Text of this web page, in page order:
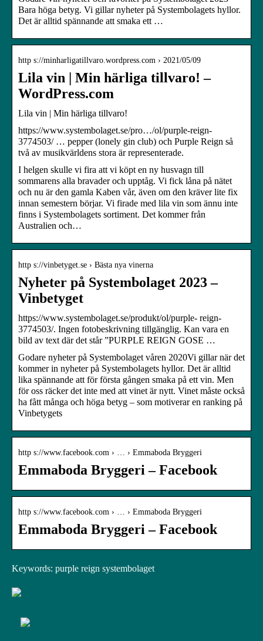
Bara höga betyg. Vi gillar nyheter på Systembolagets hyllor.
Det är alltid spännande att smaka ett …
http s://minharligatillvaro.wordpress.com › 2021/05/09
Lila vin | Min härliga tillvaro! –
WordPress.com
Lila vin | Min härliga tillvaro!
https://www.systembolaget.se/pro…/ol/purple-reign-
3774503/ … pepper (lonely gin club) och Purple Reign så
två av musikvärldens stora är representerade.
I helgen skulle vi fira att vi köpt en ny husvagn till
sommarens alla bravader och upptåg. Vi fick låna på nätet
och nu är den gamla Kaben vår, även om den kräver lite fix
innan semestern börjar. Vi firade med lila vin som ännu inte
finns i Systembolagets sortiment. Det kommer från
Australien och…
http s://vinbetyget.se › Bästa nya vinerna
Nyheter på Systembolaget 2023 –
Vinbetyget
https://www.systembolaget.se/produkt/ol/purple- reign-
3774503/. Ingen fotobeskrivning tillgänglig. Kan vara en
bild av text där det står ”PURPLE REIGN GOSE …
Godare nyheter på Systembolaget våren 2020Vi gillar när det
kommer in nyheter på Systembolagets hyllor. Det är alltid
lika spännande att för första gången smaka på ett vin. Men
för oss räcker det inte med att vinet är nytt. Vinet måste också
ha fått många och höga betyg – som motiverar en ranking på
Vinbetygets
http s://www.facebook.com › … › Emmaboda Bryggeri
Emmaboda Bryggeri – Facebook
http s://www.facebook.com › … › Emmaboda Bryggeri
Emmaboda Bryggeri – Facebook
Keywords: purple reign systembolaget